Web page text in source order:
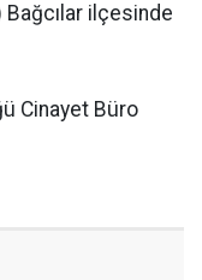
Bağcılar ilçesinde
Cinayet Büro